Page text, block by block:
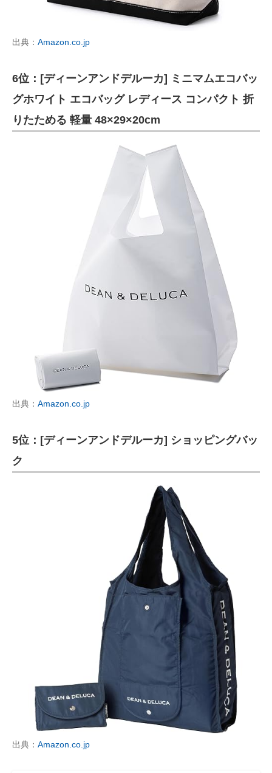
出典： Amazon.co.jp
6位：[ディーンアンドデルーカ] ミニマムエコバッ
グホワイト エコバッグ レディース コンパクト 折
りたためる 軽量 48×29×20cm
出典： Amazon.co.jp
5位：[ディーンアンドデルーカ] ショッピングバッ
ク
出典： Amazon.co.jp